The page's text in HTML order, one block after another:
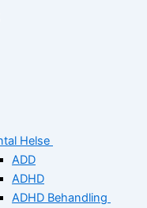
Helse
ADD
ADHD
ADHD Behandling